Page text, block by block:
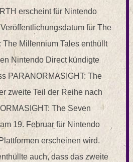
erscheint für Nintendo
für The
The Millennium Tales enthüllt
Nintendo Direct kündigte
PARANORMASIGHT: The
zweite Teil der Reihe nach
The Seven
19. Februar für Nintendo
erscheinen wird.
auch, dass das zweite